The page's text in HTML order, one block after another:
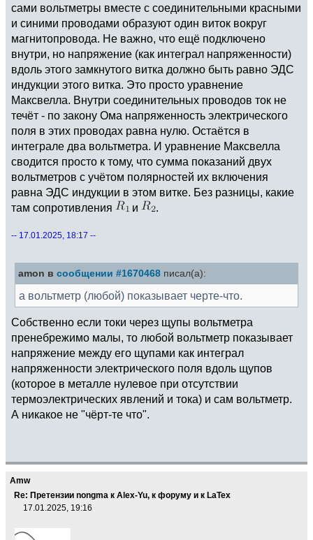
сами вольтметры вместе с соединительными красными
и синими проводами образуют один виток вокруг
магнитопровода. Не важно, что ещё подключено
внутри, но напряжение (как интеграл напряженности)
вдоль этого замкнутого витка должно быть равно ЭДС
индукции этого витка. Это просто уравнение
Максвелла. Внутри соединительных проводов ток не
течёт - по закону Ома напряженность электрического
поля в этих проводах равна нулю. Остаётся в
интеграле два вольтметра. И уравнение Максвелла
сводится просто к тому, что сумма показаний двух
вольтметров с учётом полярностей их включения
равна ЭДС индукции в этом витке. Без разницы, какие
там сопротивления
и .
-- 17.01.2025, 18:17 --
amon в сообщении #1670468 писал(а):
а вольтметр (любой) показывает черте-что.
Собственно если токи через щупы вольтметра
пренебрежимо малы, то любой вольтметр показывает
напряжение между его щупами как интеграл
напряженности электрического поля вдоль щупов
(которое в металле нулевое при отсутствии
термоэлектрических явлений и тока) и сам вольтметр.
А никакое не "чёрт-те что".
Amw
Re: Претензии nongma к Alex-Yu, к форуму и к LaTex
17.01.2025, 19:16